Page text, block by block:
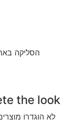
הסליקה
the look
לא הוגדרו